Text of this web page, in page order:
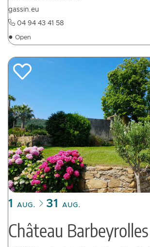
gassin.eu
04 94 43 41 58
● Open
1 AUG. 31 AUG.
Château Barbeyrolles